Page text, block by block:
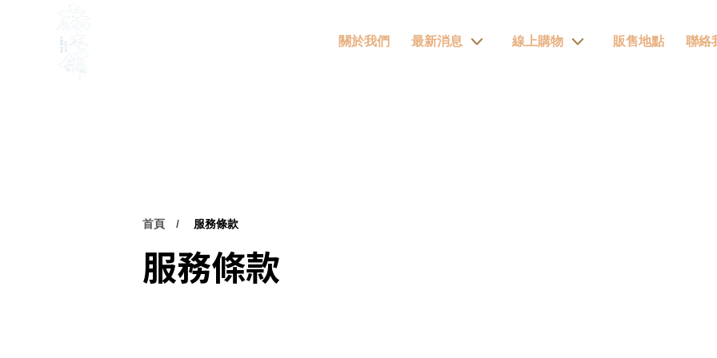
關於我們 最新消息 線上購物 販售地點 聯絡
首頁 服務條款
服務條款